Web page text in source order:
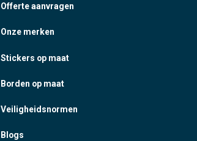
Offerte aanvragen
Onze merken
Stickers op maat
Borden op maat
Veiligheidsnormen
Blogs